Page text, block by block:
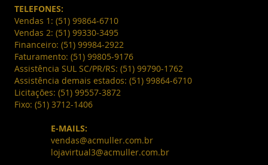
TELEFONES:
Vendas 1: (51) 99864-6710
Vendas 2: (51) 99330-3495
Financeiro: (51) 99984-2922
Faturamento: (51) 99805-9176
Assistência SUL SC/PR/RS: (51) 99790-1762
Assistência demais estados: (51) 99864-6710
Licitações: (51) 99557-3872
Fixo: (51) 3712-1406
E-MAILS:
vendas@acmuller.com.br
lojavirtual3@acmuller.com.br